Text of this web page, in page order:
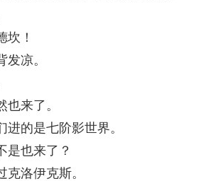
！
凉。
来了。
的是七阶影世界。
也来了？
洛伊克斯。